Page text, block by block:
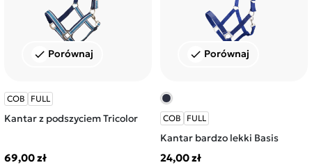
check Porównaj
COB FULL
Kantar z podszyciem Tricolor
69,00 zł
check Porównaj
COB FULL
Kantar bardzo lekki Basis
24,00 zł